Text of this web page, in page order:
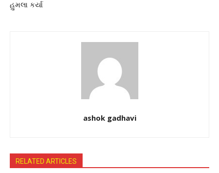
હુમલા કર્યા
ashok gadhavi
RELATED ARTICLES